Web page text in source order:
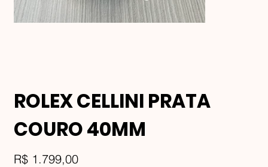
ROLEX CELLINI PRATA
COURO 40MM
Preço
R$ 1.799,00